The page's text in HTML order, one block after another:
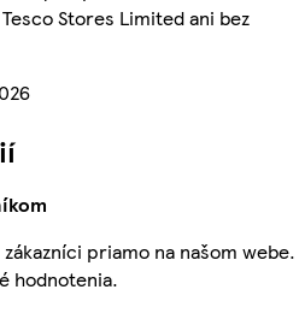
Stores Limited ani bez
priamo na našom webe.
hodnotenia.